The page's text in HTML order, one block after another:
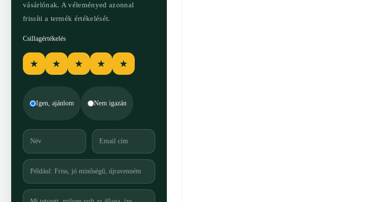
vásárlónak. A véleményed azonnal
frissíti a termék értékelését.
Csillagértékelés
★ ★ ★ ★ ★
Igen, ajánlom Nem igazán